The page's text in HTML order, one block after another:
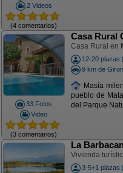
2 Videos
(4 comentarios)
33 Fotos
Video
(3 comentarios)
Casa Rural
Casa Rural en
12-20 plazas
9 km de
Masía
pueblo de
del Parque
La
Vivienda
3-5+1 plazas